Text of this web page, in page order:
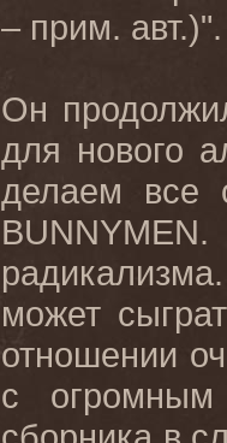
– прим. авт.)".
Он
для нового
делаем все
BUNNYMEN.
может
отношении
с огромным